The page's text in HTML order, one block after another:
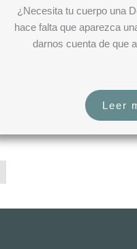
¿Necesita tu cuerpo una
hace falta que aparezca
darnos cuenta de que
Leer